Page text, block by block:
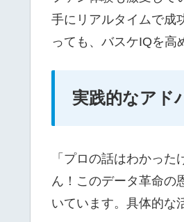
手にリアルタイムで成
っても、バスケIQを高
実践的なアド
「プロの話はわかっ
ん！このデータ革命の
いています。具体的な